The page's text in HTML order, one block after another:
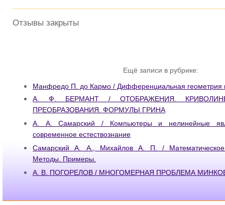
Отзывы закрыты
Ещё записи в рубрике:
Манфредо П. до Кармо / Дифференциальная геометрия
А. Ф. БЕРМАНТ / ОТОБРАЖЕНИЯ.
ПРЕОБРАЗОВАНИЯ. ФОРМУЛЬI ГРИНА
А. А. Самарский / Компьютеры и нелинейные
современное естествознание
Самарский А. А., Михайлов А. П. /
Методы. Примеры.
А. В. ПОГОРЕЛОВ / МНОГОМЕРНАЯ ПРОБЛЕМА